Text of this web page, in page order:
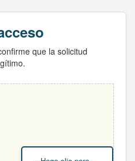
que la solicitud